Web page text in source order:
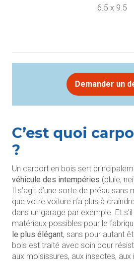
6.5 x 9.5
Demander un
C’est quoi
?
Un carport en bois sert
véhicule des intempéries (pluie,
Il s’agit d’une sorte de préau sans
que votre voiture n’a plus à
dans un garage par exemple. Et
matériaux possibles pour le
le plus élégant, sans pour autant
bois est traité avec soin pour
aux moisissures, aux insectes, aux